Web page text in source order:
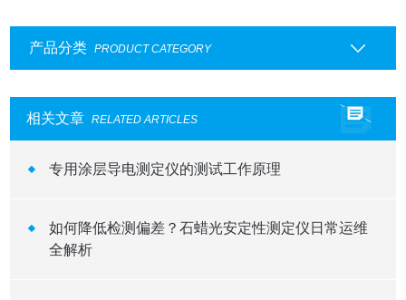
产品分类 PRODUCT CATEGORY
相关文章 RELATED ARTICLES
专用涂层导电测定仪的测试工作原理
如何降低检测偏差？石蜡光安定性测定仪日常运维
全解析